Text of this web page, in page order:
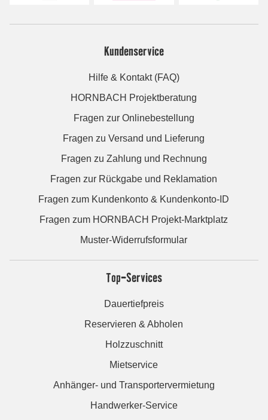
Kundenservice
Hilfe & Kontakt (FAQ)
HORNBACH Projektberatung
Fragen zur Onlinebestellung
Fragen zu Versand und Lieferung
Fragen zu Zahlung und Rechnung
Fragen zur Rückgabe und Reklamation
Fragen zum Kundenkonto & Kundenkonto-ID
Fragen zum HORNBACH Projekt-Marktplatz
Muster-Widerrufsformular
Top-Services
Dauertiefpreis
Reservieren & Abholen
Holzzuschnitt
Mietservice
Anhänger- und Transportervermietung
Handwerker-Service